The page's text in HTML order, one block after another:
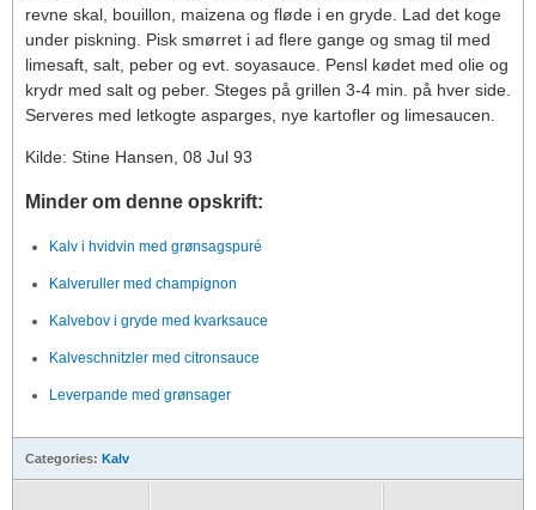
revne skal, bouillon, maizena og fløde i en gryde. Lad det koge
under piskning. Pisk smørret i ad flere gange og smag til med
limesaft, salt, peber og evt. soyasauce. Pensl kødet med olie og
krydr med salt og peber. Steges på grillen 3-4 min. på hver side.
Serveres med letkogte asparges, nye kartofler og limesaucen.
Kilde: Stine Hansen, 08 Jul 93
Minder om denne opskrift:
Kalv i hvidvin med grønsagspuré
Kalveruller med champignon
Kalvebov i gryde med kvarksauce
Kalveschnitzler med citronsauce
Leverpande med grønsager
Categories: Kalv